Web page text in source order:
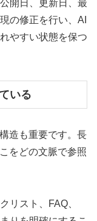
開日、更新日、最
の修正を行い、AI
やすい状態を保つ
いる
造も重要です。長
をどの文脈で参照
リスト、FAQ、